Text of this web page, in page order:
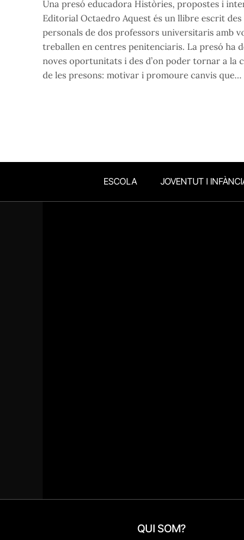
Una presó educadora Històries, propostes i
Editorial Octaedro Aquest és un llibre escrit
personals de dos professors universitaris amb
treballen en centres penitenciaris. La presó ha
noves oportunitats i des d’on poder tornar a la
de les presons: motivar i promoure canvis que…
ESCOLA JOVENTUT I
QUI SOM?